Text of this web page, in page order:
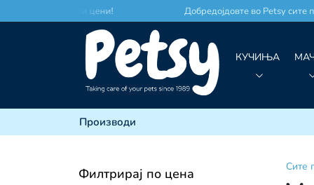
по најдобри цени! Добредојдовте во Petsy сите
КУЧИЊА
Производи
Филтрирај по цена Сите